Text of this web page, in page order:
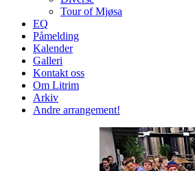
Tour of Mjøsa
EQ
Påmelding
Kalender
Galleri
Kontakt oss
Om Litrim
Arkiv
Andre arrangement!